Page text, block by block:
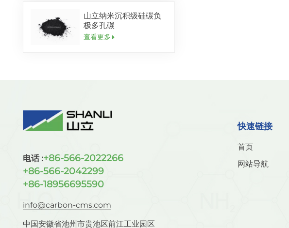
山立纳米沉积级硅碳负
极多孔碳
查看更多
电话 :+86-566-2022266
+86-566-2042299
+86-18956695590
info@carbon-cms.com
中国安徽省池州市贵池区前江工业园区
快速链接
首页
网站导航